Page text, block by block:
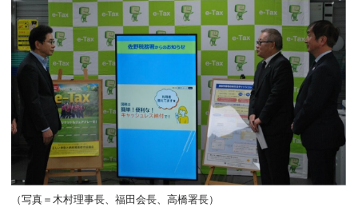
（写真＝木村理事長、福田会長、高橋署長）